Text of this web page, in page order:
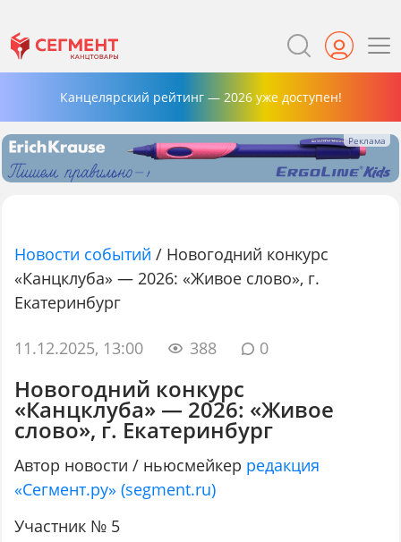
Канцелярский рейтинг — 2026 уже доступен!
Новости событий / Новогодний конкурс
«Канцклуба» — 2026: «Живое слово», г.
Екатеринбург
11.12.2025, 13:00 388 0
Новогодний конкурс
«Канцклуба» — 2026: «Живое
слово», г. Екатеринбург
Автор новости / ньюсмейкер редакция
«Сегмент.ру» (segment.ru)
Участник № 5